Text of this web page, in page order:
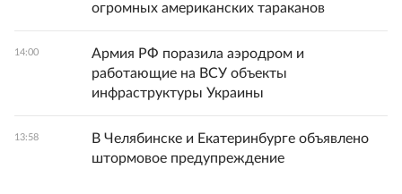
огромных американских тараканов
14:00
Армия РФ поразила аэродром и
работающие на ВСУ объекты
инфраструктуры Украины
13:58
В Челябинске и Екатеринбурге объявлено
штормовое предупреждение